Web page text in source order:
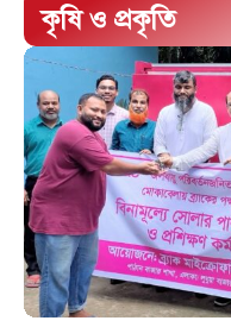
কৃষি ও প্রকৃতি